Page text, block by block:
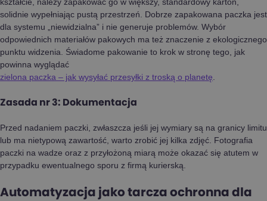
solidnie wypełniając pustą przestrzeń. Dobrze zapakowana paczka jest
dla systemu „niewidzialna” i nie generuje problemów. Wybór
odpowiednich materiałów pakowych ma też znaczenie z ekologicznego
punktu widzenia. Świadome pakowanie to krok w stronę tego, jak
powinna wyglądać
zielona paczka – jak wysyłać przesyłki z troską o planetę
Zasada nr 3: Dokumentacja
Przed nadaniem paczki, zwłaszcza jeśli jej wymiary są na granicy limitu
lub ma nietypową zawartość, warto zrobić jej kilka zdjęć. Fotografia
paczki na wadze oraz z przyłożoną miarą może okazać się atutem w
przypadku ewentualnego sporu z firmą kurierską.
Automatyzacja jako tarcza ochronna dla